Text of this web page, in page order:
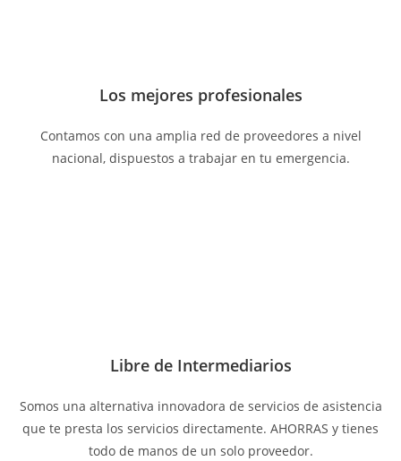
Los mejores profesionales
Contamos con una amplia red de proveedores a nivel
nacional, dispuestos a trabajar en tu emergencia.
Libre de Intermediarios
Somos una alternativa innovadora de servicios de asistencia
que te presta los servicios directamente. AHORRAS y tienes
todo de manos de un solo proveedor.